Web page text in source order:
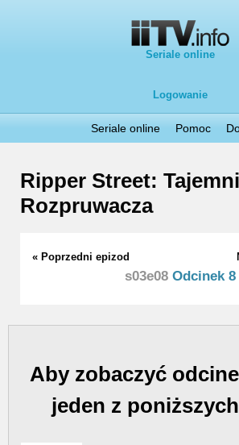
Seriale online
Logowanie
Seriale online Pomoc
Ripper Street:
Rozpruwacza
« Poprzedni epizod
s03e08 Odcinek 8
Aby zobaczyć
jeden z